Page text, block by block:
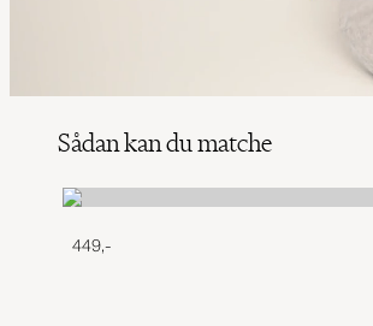
Sådan kan du matche
449,-